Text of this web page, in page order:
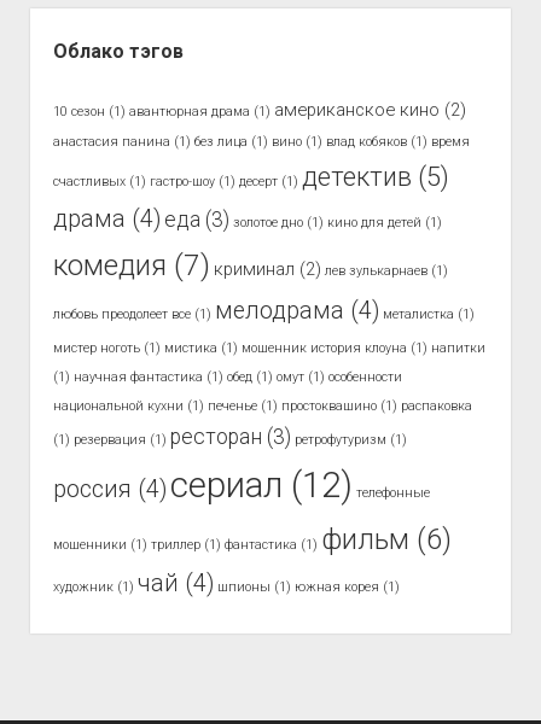
Облако тэгов
10 сезон (1) авантюрная драма (1) американское кино (2)
анастасия панина (1) без лица (1) вино(1) влад кобяков(1) время
счастливых(1) гастро-шоу(1) десерт(1) детектив (5)
драма (4) еда (3) золотое дно(1) кино для детей (1)
комедия (7) криминал (2) лев зулькарнаев(1)
любовь преодолеет все(1) мелодрама (4) металистка (1)
мистер ноготь(1) мистика (1) мошенник история клоуна (1) напитки
(1) научная фантастика (1) обед(1) омут(1) особенности
национальной кухни (1) печенье(1) простоквашино(1) распаковка
(1) резервация (1) ресторан (3) ретрофутуризм (1)
россия (4) сериал (12) телефонные
мошенники (1) триллер(1) фантастика (1) фильм (6)
художник(1) чай (4) шпионы (1) южная корея (1)